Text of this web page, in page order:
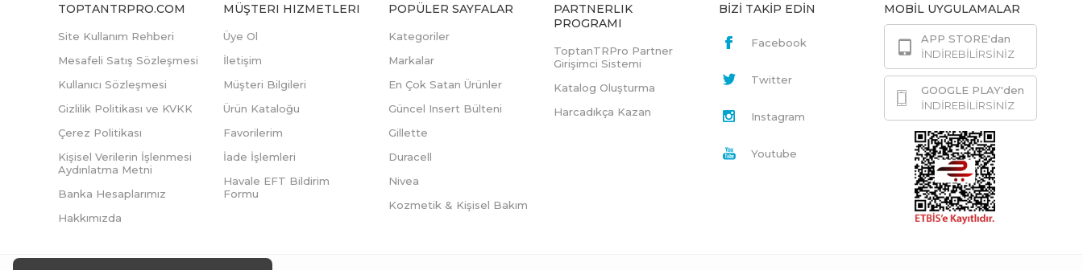
TOPTANTRPRO.COM
Site Kullanım Rehberi
Mesafeli Satış Sözleşmesi
Kullanıcı Sözleşmesi
Gizlilik Politikası ve KVKK
Çerez Politikası
Kişisel Verilerin İşlenmesi
Aydınlatma Metni
Banka Hesaplarımız
Hakkımızda
MÜŞTERI HIZMETLERI
Üye Ol
İletişim
Müşteri Bilgileri
Ürün Kataloğu
Favorilerim
İade İşlemleri
Havale EFT Bildirim
Formu
POPÜLER SAYFALAR
Kategoriler
Markalar
En Çok Satan Ürünler
Güncel Insert Bülteni
Gillette
Duracell
Nivea
Kozmetik & Kişisel Bakım
PARTNERLIK
PROGRAMI
ToptanTRPro Partner
Girişimci Sistemi
Katalog Oluşturma
Harcadıkça Kazan
BİZİ TAKİP EDİN
Facebook
Twitter
Instagram
Youtube
MOBİL UYGULAMALAR
APP STORE'dan
İNDİREBİLİRSİNİZ
GOOGLE PLAY'den
İNDİREBİLİRSİNİZ